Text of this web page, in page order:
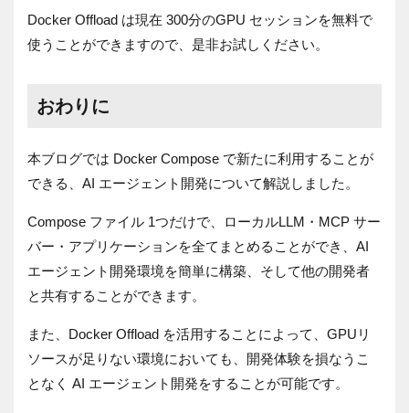
Docker Offload は現在 300分のGPU セッションを無料で
使うことができますので、是非お試しください。
おわりに
本ブログでは Docker Compose で新たに利用することが
できる、AI エージェント開発について解説しました。
Compose ファイル 1つだけで、ローカルLLM・MCP サー
バー・アプリケーションを全てまとめることができ、AI
エージェント開発環境を簡単に構築、そして他の開発者
と共有することができます。
また、Docker Offload を活用することによって、GPUリ
ソースが足りない環境においても、開発体験を損なうこ
となく AI エージェント開発をすることが可能です。